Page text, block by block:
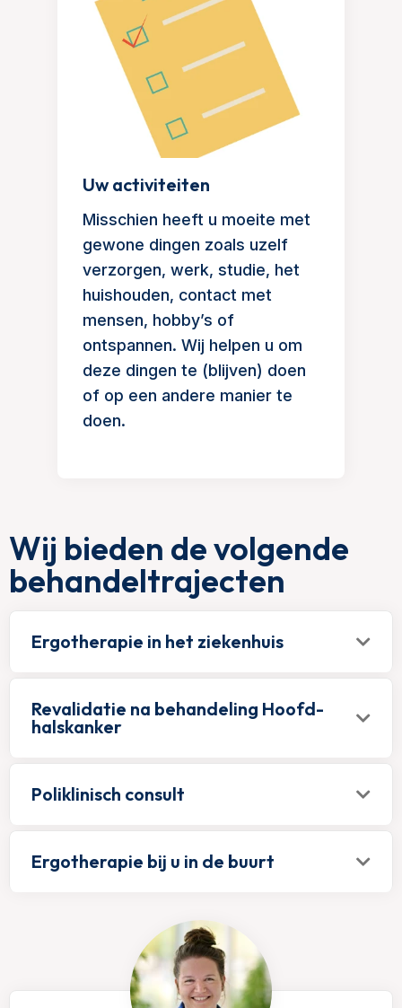
Uw activiteiten
Misschien heeft u moeite met
gewone dingen zoals uzelf
verzorgen, werk, studie, het
huishouden, contact met
mensen, hobby’s of
ontspannen. Wij helpen u om
deze dingen te (blijven) doen
of op een andere manier te
doen.
Wij bieden de volgende
behandeltrajecten
Ergotherapie in het ziekenhuis
Revalidatie na behandeling Hoofd-
halskanker
Poliklinisch consult
Ergotherapie bij u in de buurt